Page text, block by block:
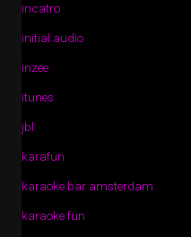
incatro
initial audio
inzee
itunes
jbl
karafun
karaoke bar amsterdam
karaoke fun